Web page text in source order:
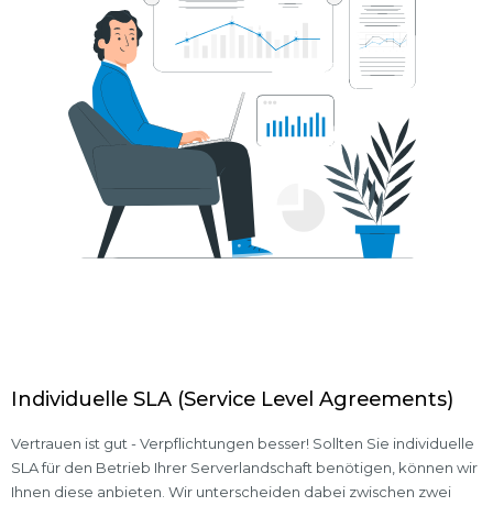
Individuelle SLA (Service Level Agreements)
Vertrauen ist gut - Verpflichtungen besser! Sollten Sie individuelle
SLA für den Betrieb Ihrer Serverlandschaft benötigen, können wir
Ihnen diese anbieten. Wir unterscheiden dabei zwischen zwei